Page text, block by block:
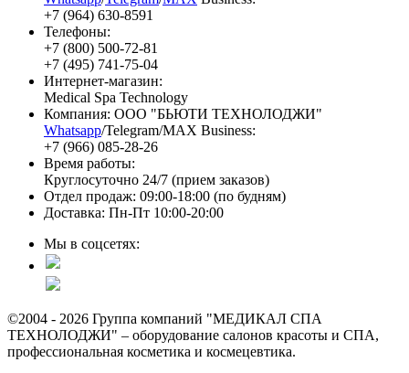
+7 (964) 630-8591
Телефоны:
+7 (800) 500-72-81
+7 (495) 741-75-04
Интернет-магазин:
Medical Spa Technology
Компания: ООО "БЬЮТИ ТЕХНОЛОДЖИ"
Whatsapp/Telegram/MAX Business:
+7 (966) 085-28-26
Время работы:
Круглосуточно 24/7 (прием заказов)
Отдел продаж: 09:00-18:00 (по будням)
Доставка: Пн-Пт 10:00-20:00
Мы в соцсетях:
©2004 - 2026 Группа компаний "МЕДИКАЛ СПА
ТЕХНОЛОДЖИ" – оборудование салонов красоты и СПА,
профессиональная косметика и космецевтика.